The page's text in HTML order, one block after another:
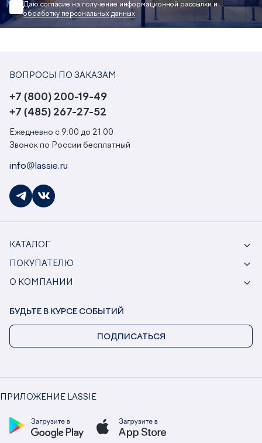
Даю согласие на получение информационной рассылки и
обработку персональных данных
ВОПРОСЫ ПО ЗАКАЗАМ
+7 (800) 200-19-49
+7 (485) 267-27-52
Ежедневно с 9:00 до 21:00
Звонок по России бесплатный
info@lassie.ru
КАТАЛОГ
ПОКУПАТЕЛЮ
О КОМПАНИИ
ПРИЛОЖЕНИЕ LASSIE
БУДЬТЕ В КУРСЕ СОБЫТИЙ
ПОДПИСАТЬСЯ